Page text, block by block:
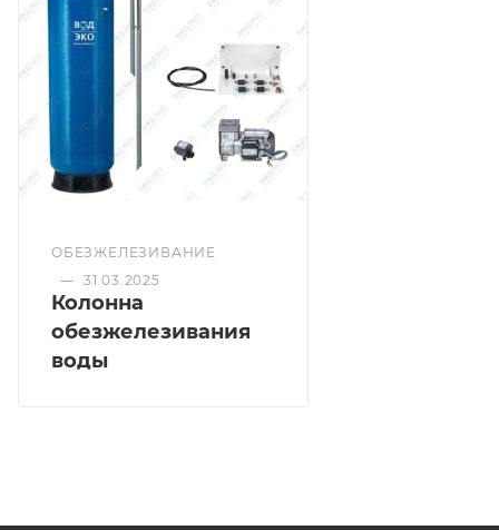
ОБЕЗЖЕЛЕЗИВАНИЕ
— 31.03.2025
Колонна
обезжелезивания
воды